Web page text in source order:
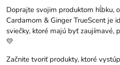
Doprajte svojim produktom hĺbku,
Cardamom & Ginger TrueScent je
sviečky, ktoré majú byť zaujímavé,
💛
Začnite tvoriť produkty, ktoré